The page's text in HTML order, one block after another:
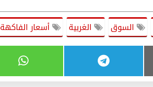
السوق الغربية أسعار الفاكهة